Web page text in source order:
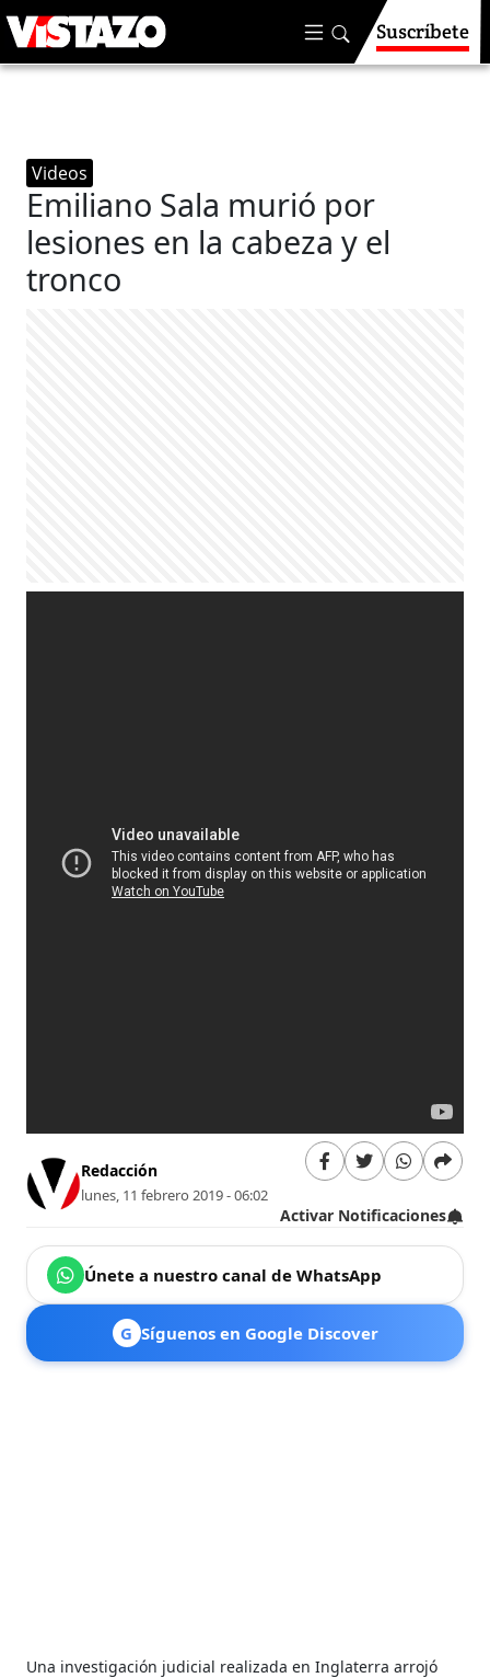
Suscríbete
Videos
Emiliano Sala murió por
lesiones en la cabeza y el
tronco
Redacción
lunes, 11 febrero 2019 - 06:02
Activar Notificaciones
Únete a nuestro canal de WhatsApp
G Síguenos en Google Discover
Una investigación judicial realizada en Inglaterra arrojó